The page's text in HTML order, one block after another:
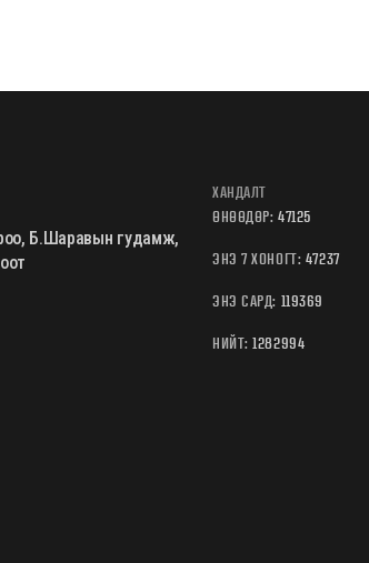
Б.Шаравын гудамж,
ХАНДАЛТ
ӨНӨӨДӨР:47125
ЭНЭ 7 ХОНОГТ: 47237
ЭНЭ САРД: 119369
НИЙТ:1282994